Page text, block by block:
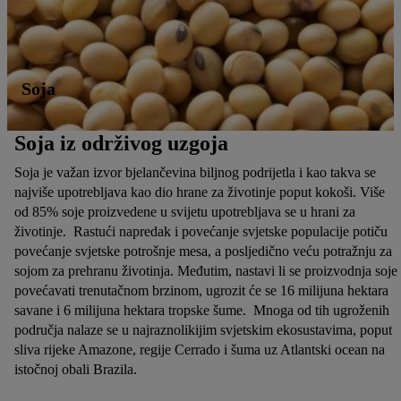
Soja
Soja iz održivog uzgoja
Soja je važan izvor bjelančevina biljnog podrijetla i kao takva se
najviše upotrebljava kao dio hrane za životinje poput kokoši. Više
od 85% soje proizvedene u svijetu upotrebljava se u hrani za
životinje. Rastući napredak i povećanje svjetske populacije potiču
povećanje svjetske potrošnje mesa, a posljedično veću potražnju za
sojom za prehranu životinja. Međutim, nastavi li se proizvodnja soje
povećavati trenutačnom brzinom, ugrozit će se 16 milijuna hektara
savane i 6 milijuna hektara tropske šume. Mnoga od tih ugroženih
područja nalaze se u najraznolikijim svjetskim ekosustavima, poput
sliva rijeke Amazone, regije Cerrado i šuma uz Atlantski ocean na
istočnoj obali Brazila.